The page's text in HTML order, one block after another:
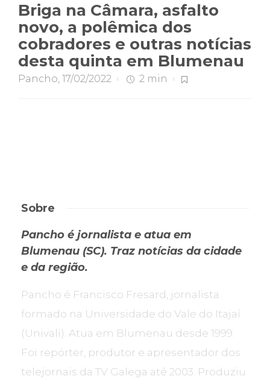
Briga na Câmara, asfalto
novo, a polêmica dos
cobradores e outras notícias
desta quinta em Blumenau
Pancho, 17/02/2022 2 min
Sobre
Pancho é jornalista e atua em
Blumenau (SC). Traz notícias da cidade
e da região.
Pancho é Francisco Fresard, jornalista
formado na Universidade do Vale do Itajaí
(Univali). Atua em Blumenau desde 1999.
Foi repórter, produtor e apresentador dos
telejornais da TV Galega até 2003. Produziu